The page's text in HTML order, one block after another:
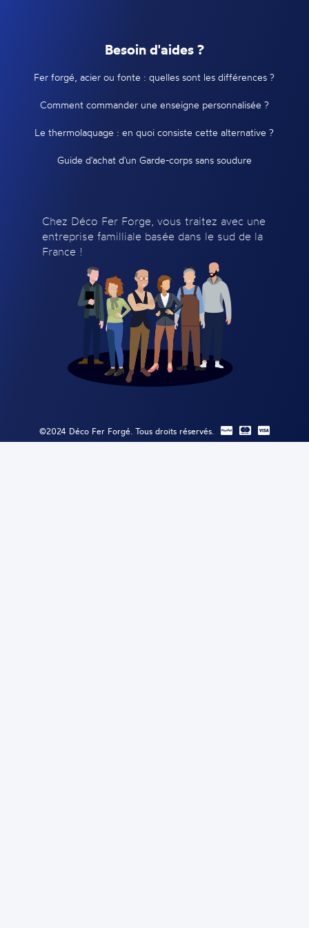
Besoin d'aides ?
Fer forgé, acier ou fonte : quelles sont les différences ?
Comment commander une enseigne personnalisée ?
Le thermolaquage : en quoi consiste cette alternative ?
Guide d'achat d'un Garde-corps sans soudure
Chez Déco Fer Forge, vous traitez avec une
entreprise familliale basée dans le sud de la
France !
©2024 Déco Fer Forgé. Tous droits réservés.